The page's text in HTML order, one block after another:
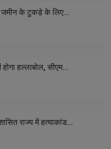
के टुकड़े के लिए...
हल्लाबोल, सीएम...
राज्य में हत्याकांड...